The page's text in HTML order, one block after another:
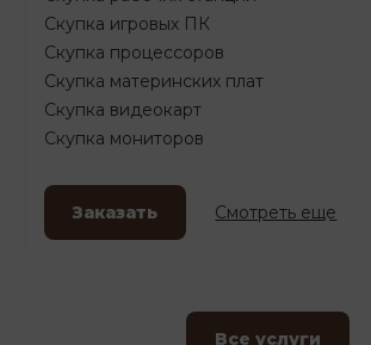
Скупка игровых ПК
Скупка процессоров
Скупка материнских плат
Скупка видеокарт
Скупка мониторов
Заказать Смотреть еще
Все услуги